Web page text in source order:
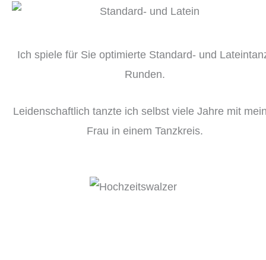
Ich spiele für Sie optimierte Standard- und
Runden.
Leidenschaftlich tanzte ich selbst viele Jahre mit
Frau in einem Tanzkreis.